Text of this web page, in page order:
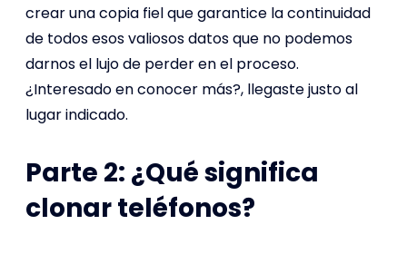
crear una copia fiel que garantice la continuidad
de todos esos valiosos datos que no podemos
darnos el lujo de perder en el proceso.
¿Interesado en conocer más?, llegaste justo al
lugar indicado.
Parte 2: ¿Qué significa
clonar teléfonos?